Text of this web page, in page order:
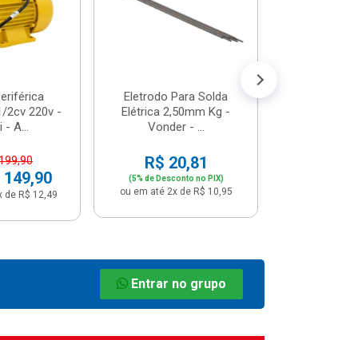
2cv 220v -
- A...
149,90
de R$ 12,49
Eletrodo Para Solda
Elétrica 2,50mm Kg -
Vonder - ...
R$ 20,81
(5% de Desconto no PIX)
ou em até 2x de R$ 10,95
Entrar no grupo